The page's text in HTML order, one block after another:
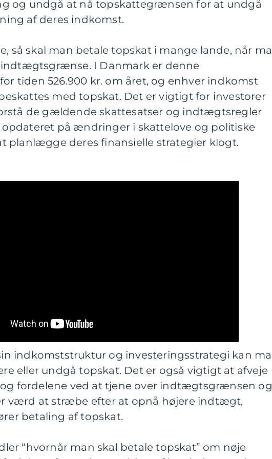
og undgå at nå topskattegrænsen for at undgå
af deres indkomst.
så skal man betale topskat i mange lande, når
indtægtsgrænse. I Danmark er denne
tiden 526.900 kr. om året, og enhver indkomst
med topskat. Det er vigtigt for investorer
de gældende skattesatser og indtægtsregler
på ændringer i skattelove og politiske
planlægge deres finansielle strategier klogt.
indkomststruktur og investeringsstrategi kan
eller undgå topskat. Det er også vigtigt at afveje
fordelene ved at tjene over indtægtsgrænsen og
værd at stræbe efter at opnå højere indtægt,
betaling af topskat.
“hvornår man skal betale topskat” om nøje